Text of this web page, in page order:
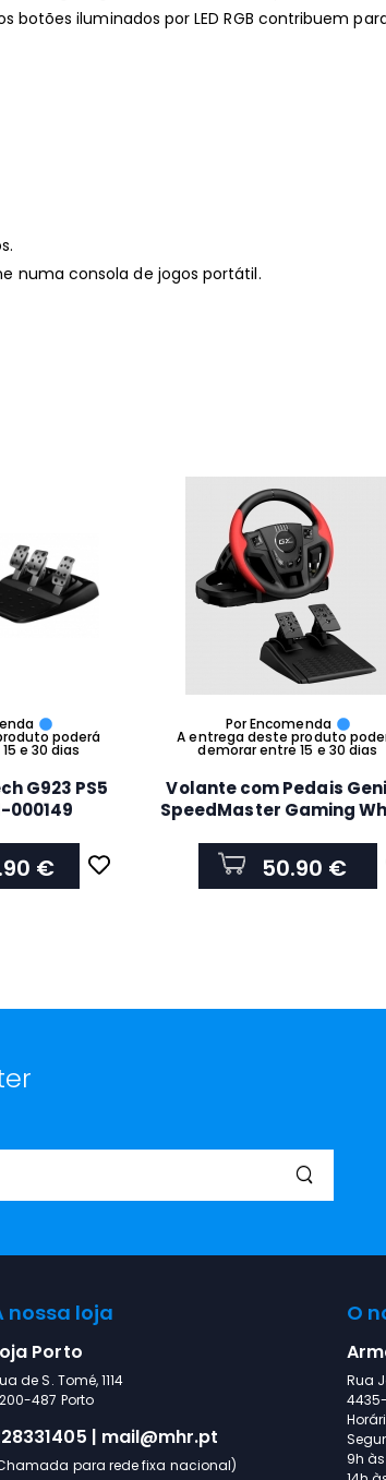
iluminados por LED RGB contribuem
numa consola de jogos portátil.
poderá
e 30 dias
G923 PS5
000149
€
Por Encomenda
A entrega deste produto
demorar entre 15 e 30 dias
Volante com Pedais
SpeedMaster Gaming
31620003400
50.90 €
nossa loja
Porto
de S. Tomé, 1114
487 Porto
| mail@mhr.pt
para rede fixa nacional)
O
Rua
9h às